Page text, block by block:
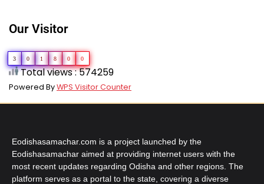
Our Visitor
3 0 1 8 0 0
Total views : 574259
Powered ByWPS Visitor Counter
Eodishasamachar.com is a project launched by the
Eodishasamachar aimed at providing internet users with the
most recent updates regarding Odisha and other regions. The
platform serves as a portal to the state, covering a diverse